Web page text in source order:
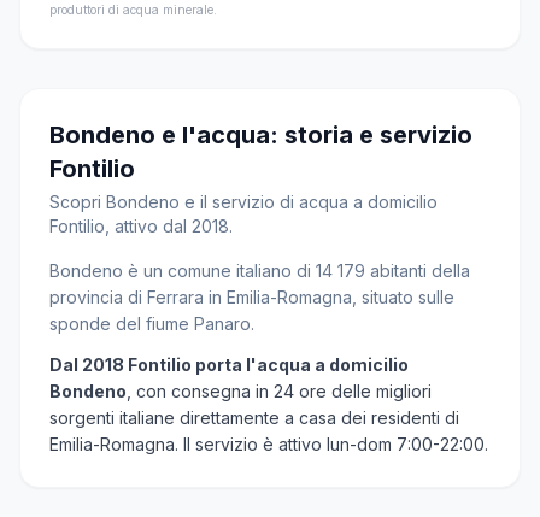
produttori di acqua minerale.
Bondeno e l'acqua: storia e servizio
Fontilio
Scopri Bondeno e il servizio di acqua a domicilio
Fontilio, attivo dal 2018.
Bondeno è un comune italiano di 14 179 abitanti della
provincia di Ferrara in Emilia-Romagna, situato sulle
sponde del fiume Panaro.
Dal 2018 Fontilio porta l'acqua a domicilio
Bondeno , con consegna in 24 ore delle migliori
sorgenti italiane direttamente a casa dei residenti di
Emilia-Romagna. Il servizio è attivo lun-dom 7:00-22:00.